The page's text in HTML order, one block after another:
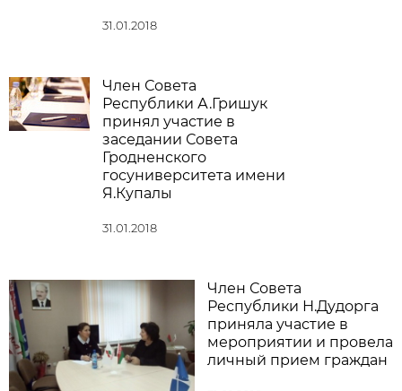
31.01.2018
Член Совета
Республики А.Гришук
принял участие в
заседании Совета
Гродненского
госуниверситета имени
Я.Купалы
31.01.2018
Член Совета
Республики Н.Дудорга
приняла участие в
мероприятии и провела
личный прием граждан